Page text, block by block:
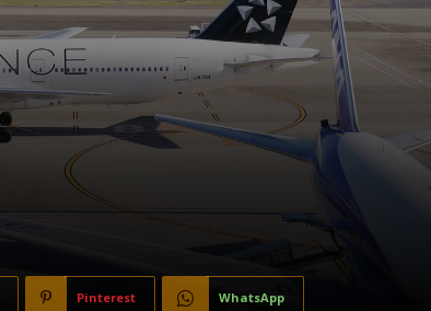
Pinterest WhatsApp